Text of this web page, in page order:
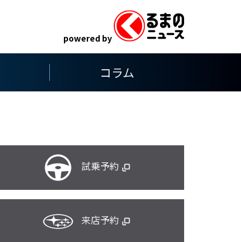
powered by
コラム
試乗予約
来店予約